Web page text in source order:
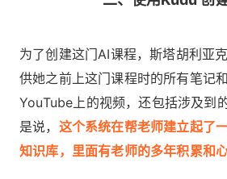
为了创建这门AI课程，斯塔胡利亚
供她之前上这门课程时的所有笔记
YouTube上的视频，还包括涉及到
是说， 这个系统在帮老师建立起了
知识库，里面有老师的多年积累和